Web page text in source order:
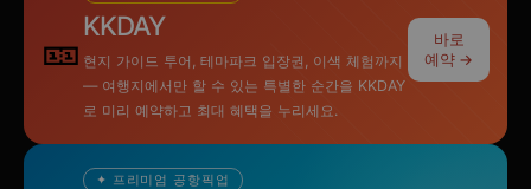
🎫KKDAY
현지 가이드 투어, 테마파크 입장권, 이색 체험까지
— 여행지에서만 할 수 있는 특별한 순간을 KKDAY
로 미리 예약하고 최대 혜택을 누리세요.
바로
예약 →
✦ 프리미엄 공항픽업